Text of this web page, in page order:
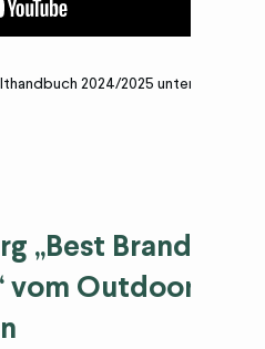
2024/2025 unter
„Best Brand
vom Outdoor